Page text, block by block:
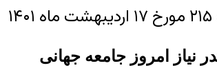
نیاز امروز جامعه جهانی